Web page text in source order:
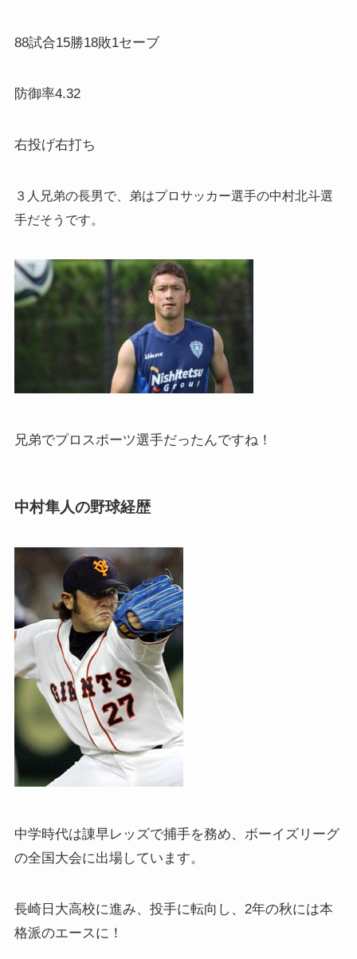
88試合15勝18敗1セーブ
防御率4.32
右投げ右打ち
３人兄弟の長男で、弟はプロサッカー選手の中村北斗選
手だそうです。
兄弟でプロスポーツ選手だったんですね！
中村隼人の野球経歴
中学時代は諌早レッズで捕手を務め、ボーイズリーグ
の全国大会に出場しています。
長崎日大高校に進み、投手に転向し、2年の秋には本
格派のエースに！